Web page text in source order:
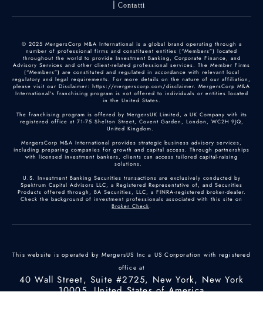
Contatti
© 2025 MergersCorp M&A International is a global brand operating through a
number of professional firms and constituent entities (“Members”) located
throughout the world to provide Investment Banking, Corporate Finance, and
Advisory Services and other client-related professional services. The Member Firms
(“Members”) are constituted and regulated in accordance with relevant local
regulatory and legal requirements. For more details on the nature of our affiliation,
please visit our Disclaimer: https://mergerscorp.com/disclaimer. MergersCorp M&A
International's franchising program is not offered to individuals or entities located
in the United States.
The franchising program is offered by MergersUK Limited, a UK Company with its
registered office at 71-75 Shelton Street, Covent Garden, London, WC2H 9JQ,
United Kingdom.
MergersCorp M&A International provides strategic business advisory services,
including preparing companies for growth and capital access. Through partnerships
with licensed investment bankers, clients can access tailored capital-raising
solutions.
U.S. Investment Banking Securities transactions are exclusively conducted by
Spektrum Capital Advisors LLC, a Registered Representative of, and Securities
Products offered through, BA Securities, LLC, a FINRA-registered broker-dealer.
Check the background of investment professionals associated with this site on
Broker Check.
This website is operated by MergersUS Inc a US Corporation with registered
office at
40 Wall Street, Suite #2725, New York, New York
10005, United States of America